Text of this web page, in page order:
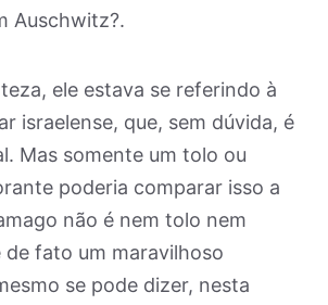
Auschwitz?.
ele estava se referindo à
israelense, que, sem dúvida, é
Mas somente um tolo ou
poderia comparar isso a
não é nem tolo nem
de fato um maravilhoso
se pode dizer, nesta